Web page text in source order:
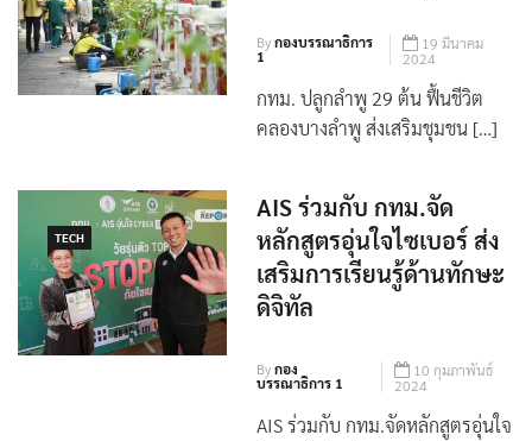
Byกองบรรณาธิการ
1
19 มีนาคม
2024
กทม. ปลูกลำพู 29 ต้น ฟื้นชีวิต
คลองบางลำพู ส่งเสริมชุมชน […]
TECH
AIS ร่วมกับ กทม.จัด
หลักสูตรอุ่นใจไซเบอร์ ส่ง
เสริมการเรียนรู้ด้านทักษะ
ดิจิทัล
Byกอง
บรรณาธิการ 1
10 กุมภาพันธ์
2024
AIS ร่วมกับ กทม.จัดหลักสูตรอุ่นใจ